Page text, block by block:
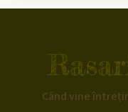
Când vine